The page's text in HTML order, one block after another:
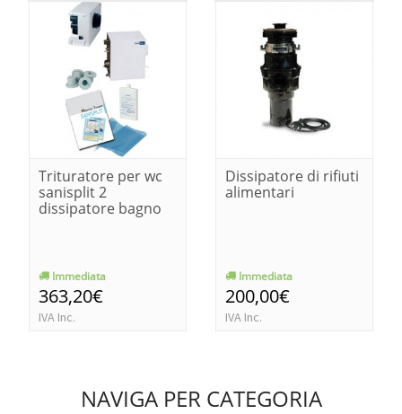
Trituratore per wc
sanisplit 2
dissipatore bagno
Immediata
363,20€
IVA Inc.
Dissipatore di rifiuti
alimentari
Immediata
200,00€
IVA Inc.
NAVIGA PER CATEGORIA